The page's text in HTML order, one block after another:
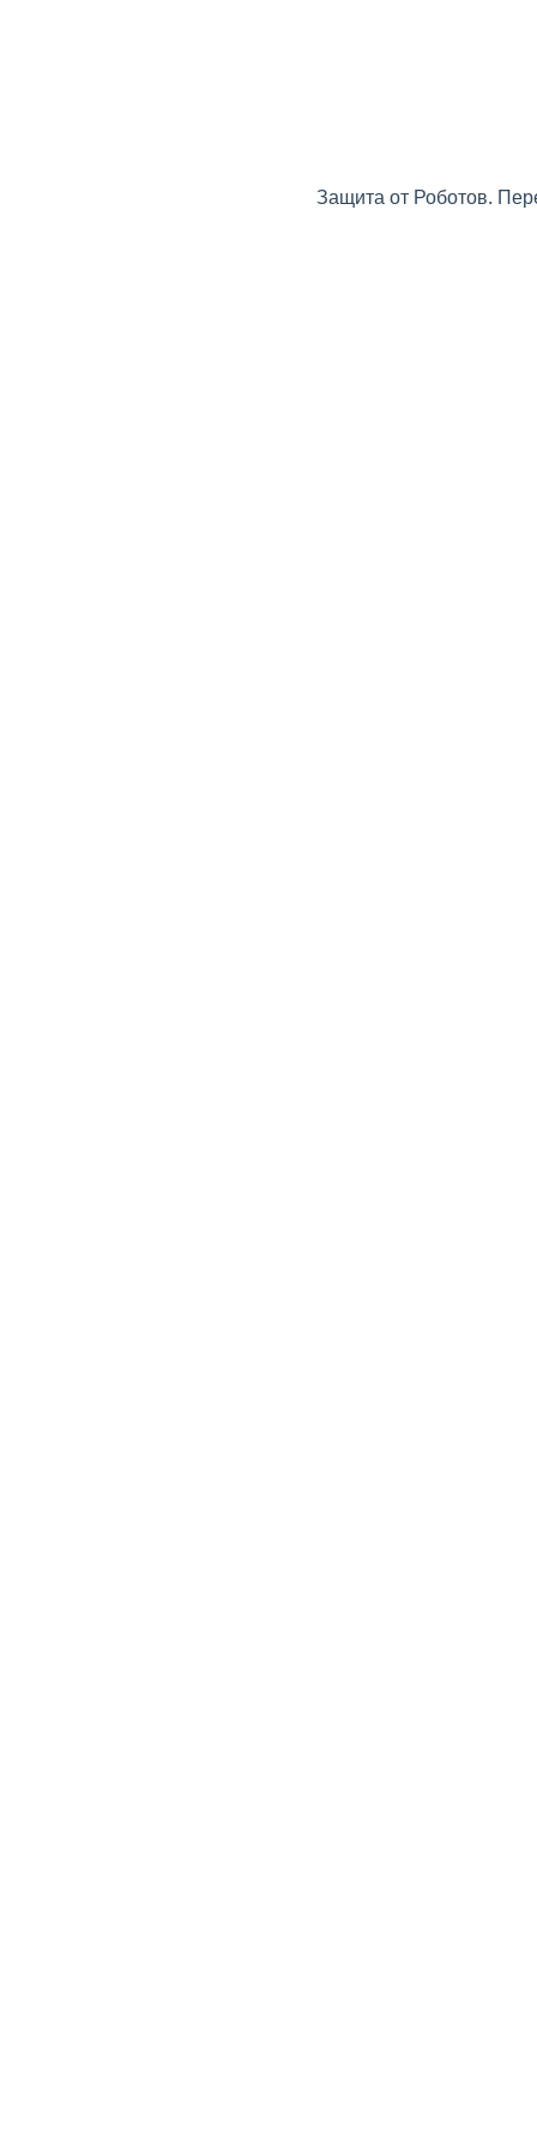
Защита от Роботов.